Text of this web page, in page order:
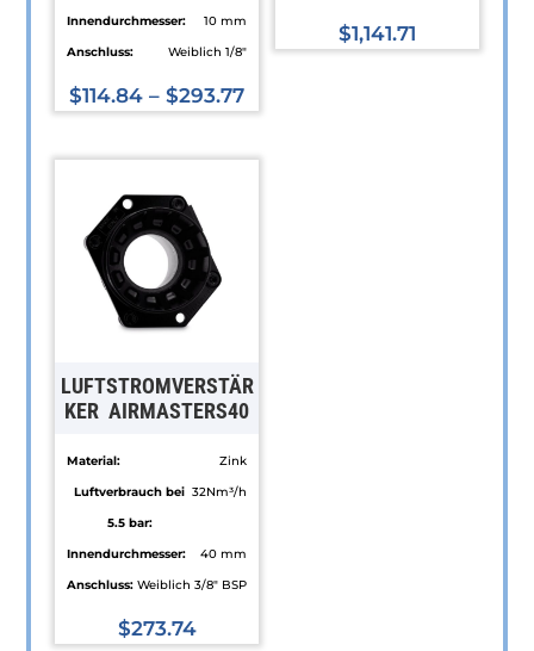
Innendurchmesser:
10 mm
Anschluss:
Weiblich 1/8"
$114.84 –$293.77
Produkt
mehrere
Varianten
auf.
Die
können
auf
Produktseite
gewählt
$1,141.71
LUFTSTROMVERSTÄR
KER AIRMASTERS40
Material:
Zink
Luftverbrauch bei
5.5 bar:
32Nm³/h
Innendurchmesser:
40 mm
Anschluss: Weiblich 3/8" BSP
$273.74